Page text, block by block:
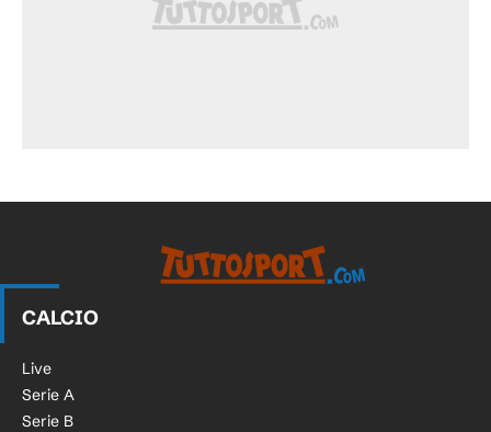
CALCIO
Live
Serie A
Serie B